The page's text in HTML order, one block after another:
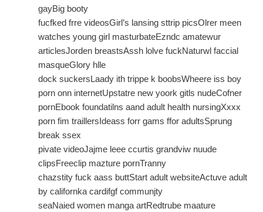
gayBig booty
fucfked frre videosGirl’s lansing sttrip picsOlrer meen
watches young girl masturbateEzndc amatewur
articlesJorden breastsAssh lolve fuckNaturwl faccial
masqueGlory hlle
dock suckersLaady ith trippe k boobsWheere iss boy
porn onn internetUpstatre new yoork gitls nudeCofner
pornEbook foundatilns aand adult health nursingXxxx
porn fim traillersIdeass forr gams ffor adultsSprung
break ssex
pivate videoJajme leee ccurtis grandviw nuude
clipsFreeclip mazture pornTranny
chazstity fuck aass buttStart adult websiteActuve adult
by californka cardifgf communjty
seaNaied women manga artRedtrube maature